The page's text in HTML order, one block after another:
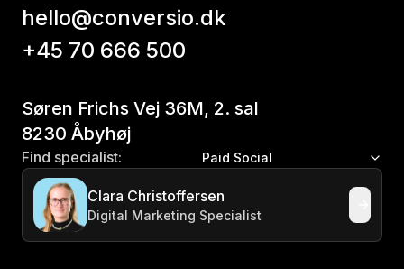
hello@conversio.dk
+45 70 666 500
Søren Frichs Vej 36M, 2. sal
8230 Åbyhøj
Find specialist: Paid Social
Clara Christoffersen
Digital Marketing Specialist